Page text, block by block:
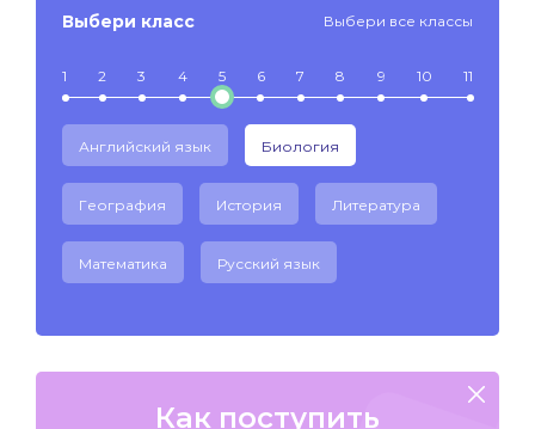
Выбери класс Выбери все классы
1 2 3 4 5 6 7 8 9 10 11
Английский язык Биология
География История Литература
Математика Русский язык
Как поступить